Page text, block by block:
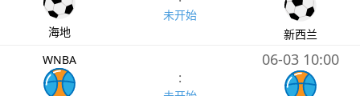
海地
未开始
新西兰
WNBA
:
06-03 10:00